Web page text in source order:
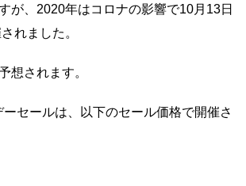
が、2020年はコロナの影響で10月13日
れました。
想されます。
セールは、以下のセール価格で開催さ